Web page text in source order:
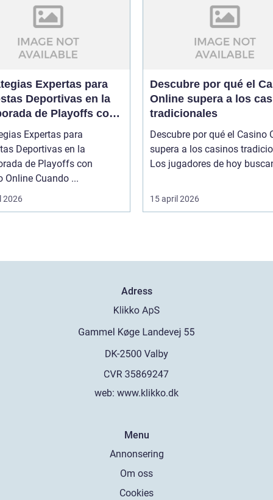
Expertas para
Deportivas en la
de Playoffs con
Online
Expertas para
Deportivas en la
de Playoffs con
Online Cuando ...
2026
Descubre por qué el
Online supera a los
tradicionales
Descubre por qué el Casino
supera a los casinos
Los jugadores de hoy
15 april 2026
Adress
web: www.klikko.dk
Menu
Annonsering
Om oss
Cookies